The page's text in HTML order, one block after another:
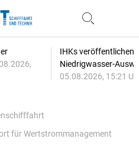
IHKs veröffentlichen
Niedrigwasser-
05.08.2026, 15:21
für Wertstrommanagement